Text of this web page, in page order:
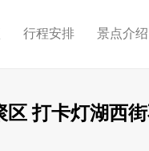
行程安排 景点介绍
打卡灯湖西